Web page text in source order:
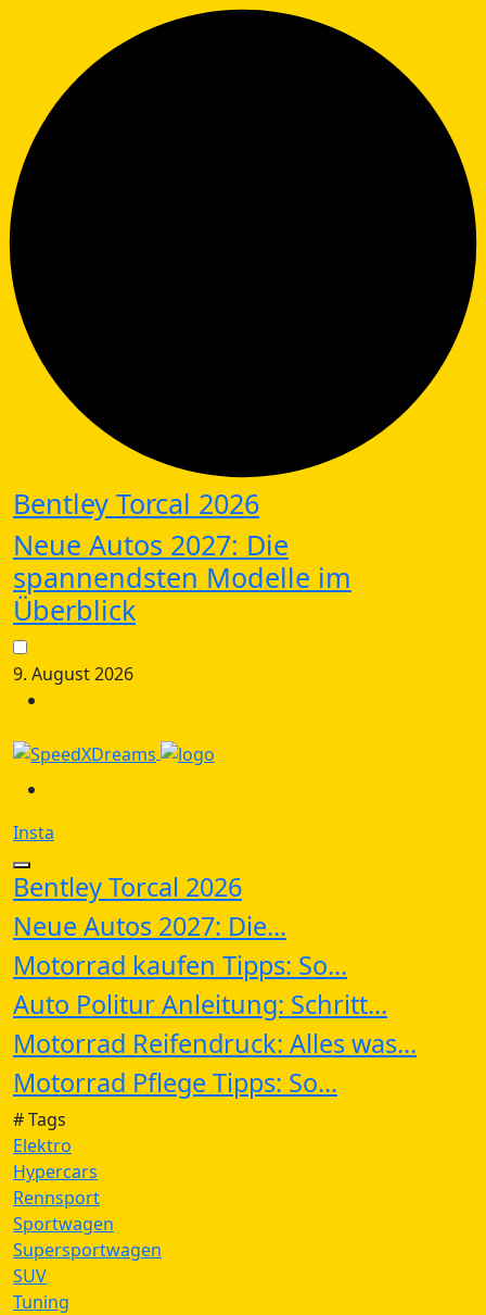
Bentley Torcal 2026
Neue Autos 2027: Die
spannendsten Modelle im
Überblick
9. August 2026
Insta
Bentley Torcal 2026
Neue Autos 2027: Die...
Motorrad kaufen Tipps: So...
Auto Politur Anleitung: Schritt...
Motorrad Reifendruck: Alles was...
Motorrad Pflege Tipps: So...
# Tags
Elektro
Hypercars
Rennsport
Sportwagen
Supersportwagen
SUV
Tuning